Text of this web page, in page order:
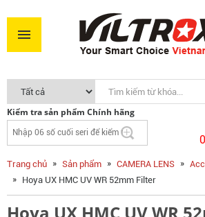
Kiểm tra sản phẩm Chính hãng
Hoya UX HMC UV WR 52mm
370.000VNĐ
Trang chủ Sản phẩm CAMERA LENS
Hoya UX HMC UV WR 52mm Filter